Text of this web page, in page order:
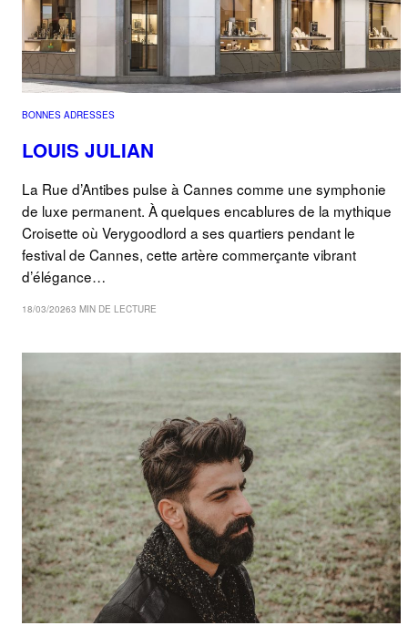
BONNES ADRESSES
LOUIS JULIAN
La Rue d’Antibes pulse à Cannes comme une symphonie
de luxe permanent. À quelques encablures de la mythique
Croisette où Verygoodlord a ses quartiers pendant le
festival de Cannes, cette artère commerçante vibrant
d’élégance…
18/03/20263 MIN DE LECTURE